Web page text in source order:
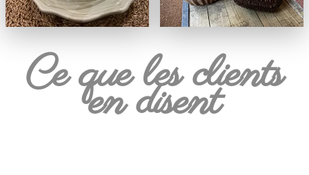
Ce que les clients
en disent